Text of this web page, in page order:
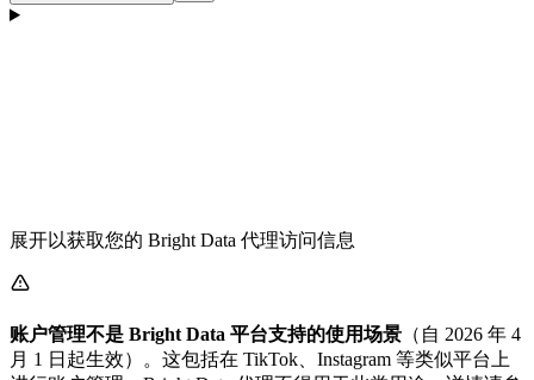
展开以获取您的 Bright Data 代理访问信息
账户管理不是 Bright Data 平台支持的使用场景 （自 2026 年 4
月 1 日起生效）。这包括在 TikTok、Instagram 等类似平台上